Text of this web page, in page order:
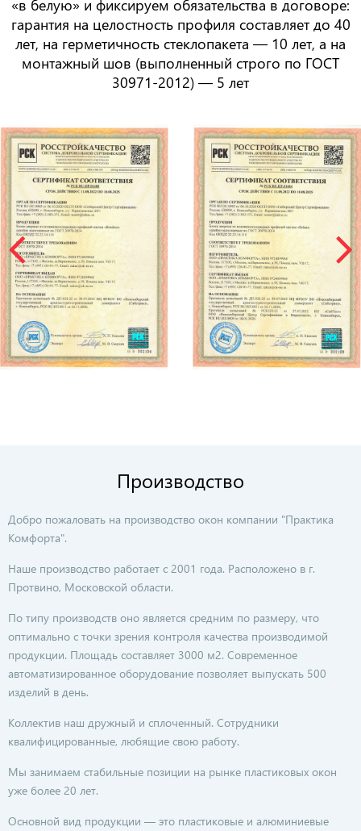
«в белую» и фиксируем обязательства в договоре:
гарантия на целостность профиля составляетдо 40
лет, на герметичность стеклопакета — 10 лет, а на
монтажный шов (выполненный строго по ГОСТ
30971-2012) — 5 лет
Производство
Добро пожаловать на производство окон компании "Практика
Комфорта".
Наше производство работает с 2001 года. Расположено в г.
Протвино, Московской области.
По типу производств оно является средним по размеру, что
оптимально с точки зрения контроля качества производимой
продукции. Площадь составляет 3000 м2. Современное
автоматизированное оборудование позволяет выпускать 500
изделий в день.
Коллектив наш дружный и сплоченный. Сотрудники
квалифицированные, любящие свою работу.
Мы занимаем стабильные позиции на рынке пластиковых окон
уже более 20 лет.
Основной вид продукции — это пластиковые и алюминиевые